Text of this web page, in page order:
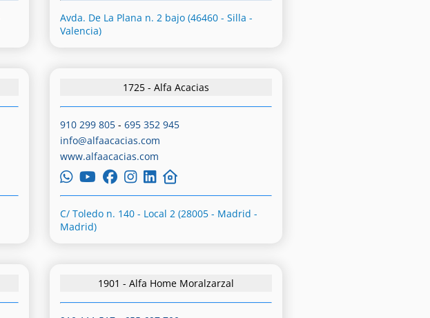
Avda. De La Plana n. 2 bajo (46460 - Silla -
Valencia)
1725 - Alfa Acacias
910 299 805 -695 352 945
info@alfaacacias.com
www.alfaacacias.com
C/ Toledo n. 140 - Local 2 (28005 - Madrid -
Madrid)
1901 - Alfa Home Moralzarzal